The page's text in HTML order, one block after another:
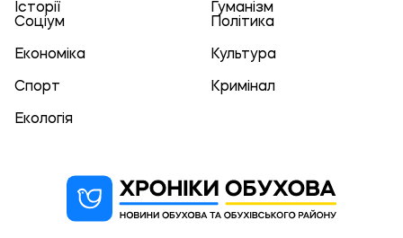
Історії
Гуманізм
Соціум
Політика
Економіка Культура
Спорт Кримінал
Екологія